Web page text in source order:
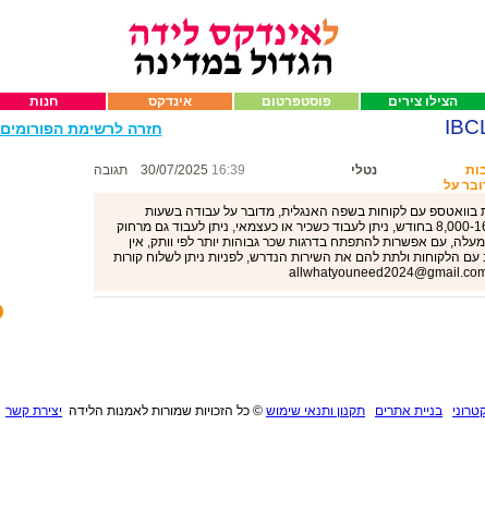
חנות אינדקס פוסטפרטום הצילו צירים
חזרה לרשימת הפורומים
על
נטלי 16:39 תגובה
בוואטספ עם לקוחות בשפה האנגלית, מדובר על עבודה בשעות
גמישות במהלך היום, שכר גבוהה בין 8,000-16,000 בחודש, ניתן לעבוד כשכיר או כעצמאי, ניתן לעבוד גם מרחוק
היברידית, מתאים לכולם מגיל 18 ומעלה, עם אפשרות להתפתח בדרגות שכר גבוהות יותר לפי וותק, אין
הלקוחות ולתת להם את השירות הנדרש, לפניות ניתן לשלוח קורות
בניית אתרים תקנון ותנאי שימוש © כל הזכויות שמורות לאמנות הלידה יצירת קשר